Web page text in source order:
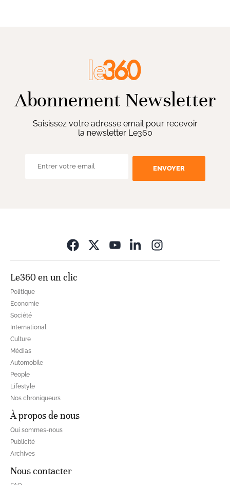
Abonnement Newsletter
Saisissez votre adresse email pour recevoir
la newsletter Le360
ENVOYER
Le360 en un clic
Politique
Economie
Société
International
Culture
Médias
Automobile
People
Lifestyle
Nos chroniqueurs
À propos de nous
Qui sommes-nous
Publicité
Archives
Nous contacter